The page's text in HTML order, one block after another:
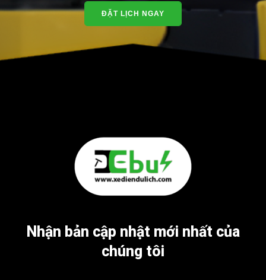
ĐẶT LỊCH NGAY
Nhận bản cập nhật mới nhất của
chúng tôi